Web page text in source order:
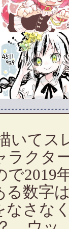
いてス
ラクタ
で2019
る数字
なさな